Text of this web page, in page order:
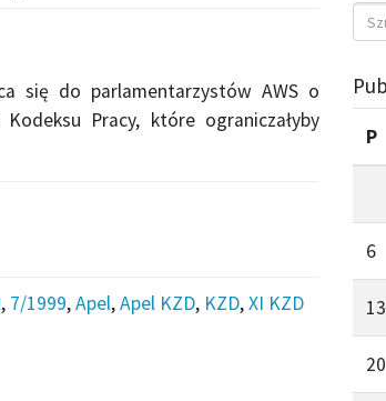
się do parlamentarzystów AWS o
Pracy, które ograniczałyby
, 7/1999,Apel,Apel KZD, KZD,XI KZD
P
6
13
20